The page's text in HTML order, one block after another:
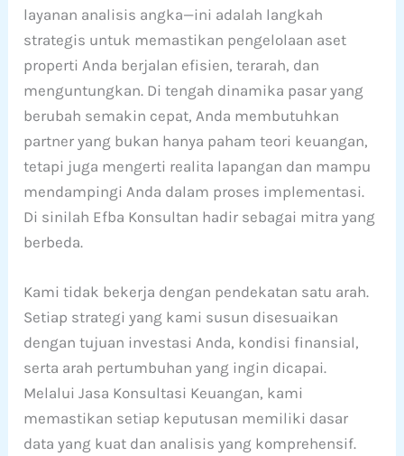
layanan analisis angka—ini adalah langkah
strategis untuk memastikan pengelolaan aset
properti Anda berjalan efisien, terarah, dan
menguntungkan. Di tengah dinamika pasar yang
berubah semakin cepat, Anda membutuhkan
partner yang bukan hanya paham teori keuangan,
tetapi juga mengerti realita lapangan dan mampu
mendampingi Anda dalam proses implementasi.
Di sinilah Efba Konsultan hadir sebagai mitra yang
berbeda.
Kami tidak bekerja dengan pendekatan satu arah.
Setiap strategi yang kami susun disesuaikan
dengan tujuan investasi Anda, kondisi finansial,
serta arah pertumbuhan yang ingin dicapai.
Melalui Jasa Konsultasi Keuangan, kami
memastikan setiap keputusan memiliki dasar
data yang kuat dan analisis yang komprehensif.